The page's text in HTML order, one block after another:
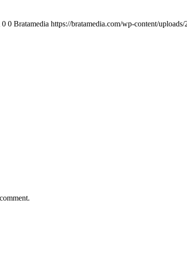
0 0 Bratamedia https://bratamedia.com/wp-content/